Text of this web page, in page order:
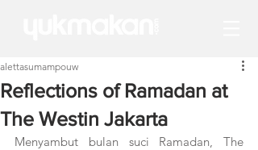
Reflections of Ramadan at
The Westin Jakarta
alettasumampouw
Menyambut bulan suci Ramadan, The